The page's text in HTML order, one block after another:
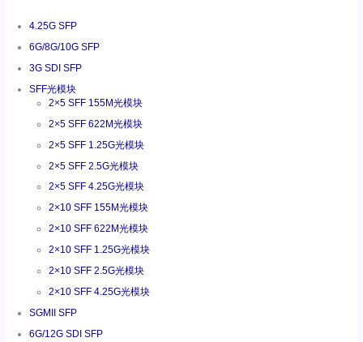
4.25G SFP
6G/8G/10G SFP
3G SDI SFP
SFF光模块
2×5 SFF 155M光模块
2×5 SFF 622M光模块
2×5 SFF 1.25G光模块
2×5 SFF 2.5G光模块
2×5 SFF 4.25G光模块
2×10 SFF 155M光模块
2×10 SFF 622M光模块
2×10 SFF 1.25G光模块
2×10 SFF 2.5G光模块
2×10 SFF 4.25G光模块
SGMII SFP
6G/12G SDI SFP